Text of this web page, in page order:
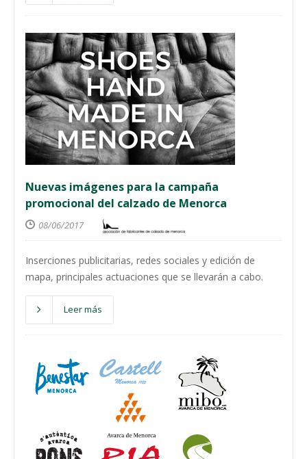
Nuevas imágenes para la campaña
promocional del calzado de Menorca
08/06/2017
Inserciones publicitarias, redes sociales y edición de
mapa, principales actuaciones que se llevarán a cabo.
Leer más